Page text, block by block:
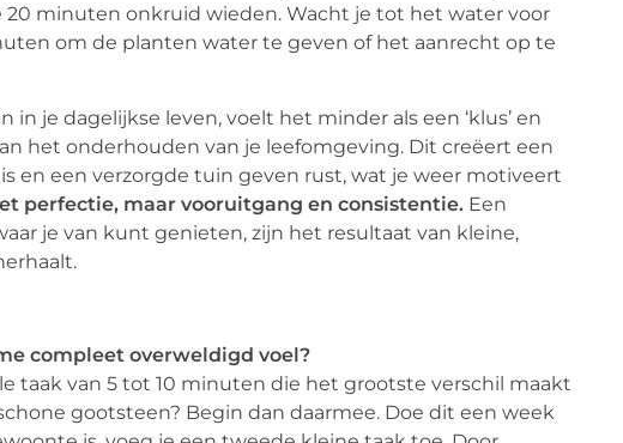
20 minuten onkruid wieden. Wacht je tot het water voor
om de planten water te geven of het aanrecht op te
je dagelijkse leven, voelt het minder als een ‘klus’ en
het onderhouden van je leefomgeving. Dit creëert een
en een verzorgde tuin geven rust, wat je weer motiveert
perfectie, maar vooruitgang en consistentie. Een
je van kunt genieten, zijn het resultaat van kleine,
compleet overweldigd voel?
taak van 5 tot 10 minuten die het grootste verschil maakt
gootsteen? Begin dan daarmee. Doe dit een week